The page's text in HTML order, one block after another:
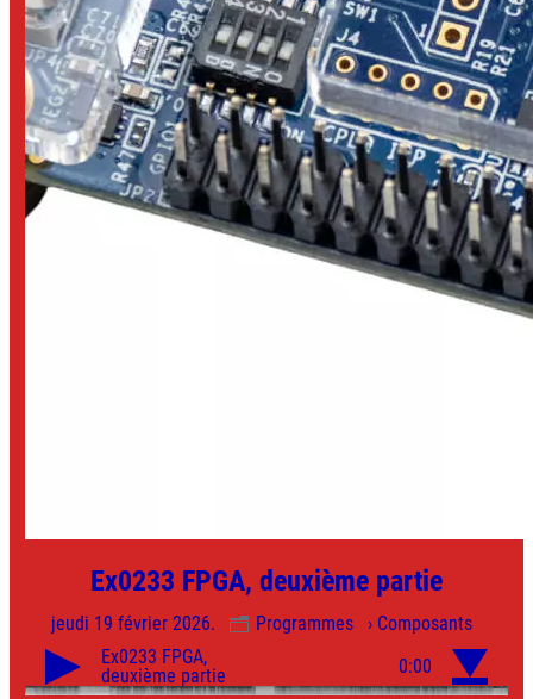
Ex0233 FPGA, deuxième partie
jeudi 19 février 2026. Programmes › Composants